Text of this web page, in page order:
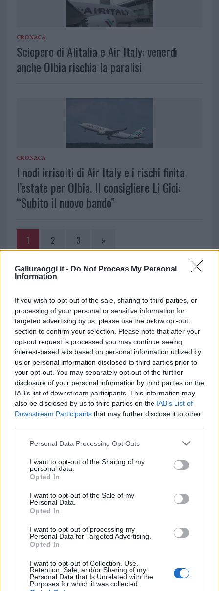
Galluraoggi.it - Do Not Process My Personal
Information
If you wish to opt-out of the sale, sharing to third parties, or
processing of your personal or sensitive information for
targeted advertising by us, please use the below opt-out
section to confirm your selection. Please note that after your
opt-out request is processed you may continue seeing
interest-based ads based on personal information utilized by
us or personal information disclosed to third parties prior to
your opt-out. You may separately opt-out of the further
disclosure of your personal information by third parties on the
IAB’s list of downstream participants. This information may
also be disclosed by us to third parties on the IAB’s List of
Downstream Participants that may further disclose it to other
Please note that this website/app uses one or more Google
not limited to your visit or usage behaviour. You may click to
grant or deny consent to Google and its third-party tags to
use your data for below specified purposes in below Google
consent section.
Personal Data Processing Opt Outs
I want to opt-out of the Sharing of my
personal data.
Opted In
I want to opt-out of the Sale of my
Personal Data.
Opted In
I want to opt-out of processing my
Personal Data for Targeted Advertising.
Opted In
I want to opt-out of Collection, Use,
Retention, Sale, and/or Sharing of my
Personal Data that Is Unrelated with the
Purposes for which it was collected.
CRONACA
Sciopero di Alitalia e Air Italy: venerdì
anche Olbia rischia la paralisi
CRONACA
I nodi irrisolti di Air Italy e i rischi finita
l’estate per Olbia. Il consigliere Li Gioi:
“Subito il nuovo bando”
1 2 3 »
NOTIZIE RECENTI
Film internazionale, casting per comparse in
Costa Smeralda
Porto Rotondo ospita la grande sfida della vela
nell’estate 2026
Controlli all’aeroporto di Olbia, sequestrati
caviale e sabbia rubata
Migliori cliniche di estetica medicale avanzata
in Europa: classifica dei 5 centri di riferimento
Incendi, a San Pasquale arriva il Campo Base:
Andrea Mura conquista Palau: grande
partecipazione per il suo racconto
minori, Albieri: “Episodi gravissimi”